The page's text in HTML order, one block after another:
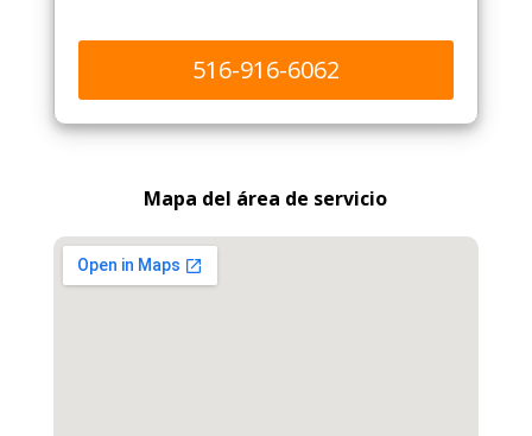
516-916-6062
Mapa del área de servicio